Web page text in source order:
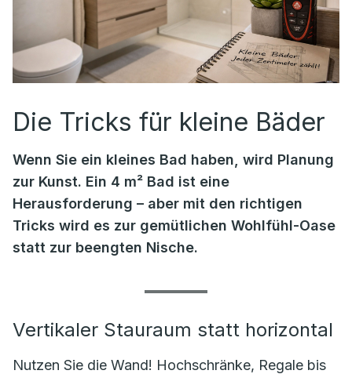
Die Tricks für kleine Bäder
Wenn Sie ein kleines Bad haben, wird Planung
zur Kunst. Ein 4 m² Bad ist eine
Herausforderung – aber mit den richtigen
Tricks wird es zur gemütlichen Wohlfühl-Oase
statt zur beengten Nische.
Vertikaler Stauraum statt horizontal
Nutzen Sie die Wand! Hochschränke, Regale bis